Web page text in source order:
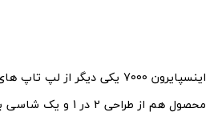
اینسپایرون 7000 یکی دیگر از
محصول هم از طراحی 2